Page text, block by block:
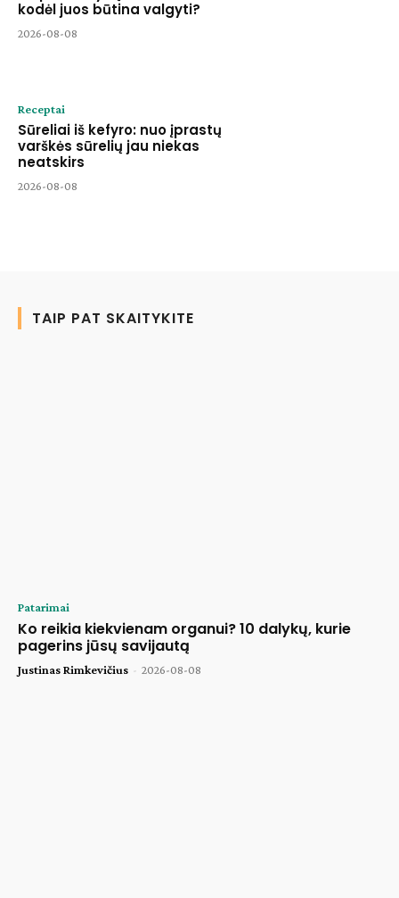
kodėl juos būtina valgyti?
2026-08-08
Receptai
Sūreliai iš kefyro: nuo įprastų
varškės sūrelių jau niekas
neatskirs
2026-08-08
TAIP PAT SKAITYKITE
Patarimai
Ko reikia kiekvienam organui? 10 dalykų, kurie
pagerins jūsų savijautą
Justinas Rimkevičius - 2026-08-08